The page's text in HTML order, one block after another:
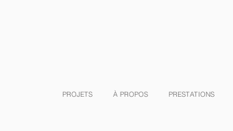
PROJETS À PROPOS PRESTATIONS